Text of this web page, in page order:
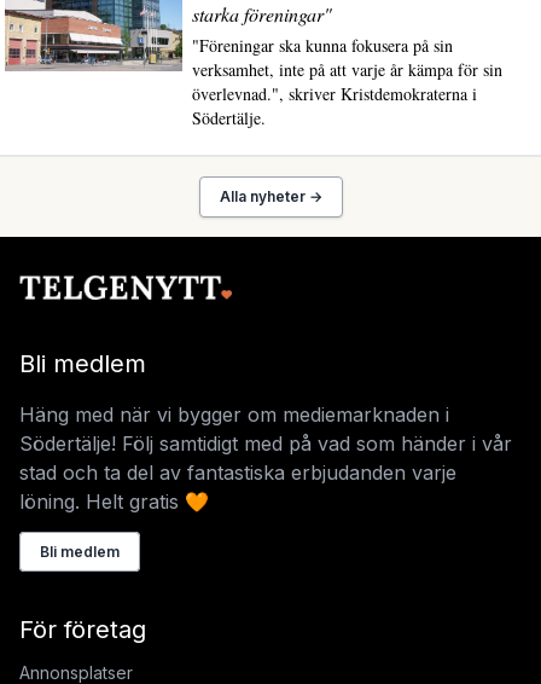
starka föreningar"
"Föreningar ska kunna fokusera på sin
verksamhet, inte på att varje år kämpa för sin
överlevnad.", skriver Kristdemokraterna i
Södertälje.
Alla nyheter →
Bli medlem
Häng med när vi bygger om mediemarknaden i
Södertälje! Följ samtidigt med på vad som händer i vår
stad och ta del av fantastiska erbjudanden varje
löning. Helt gratis 🧡
Bli medlem
För företag
Annonsplatser